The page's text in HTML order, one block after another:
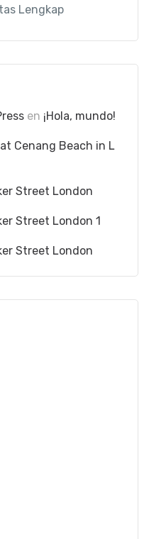
Lengkap
en ¡Hola, mundo!
Cenang Beach in L
Street London
Street London 1
Street London